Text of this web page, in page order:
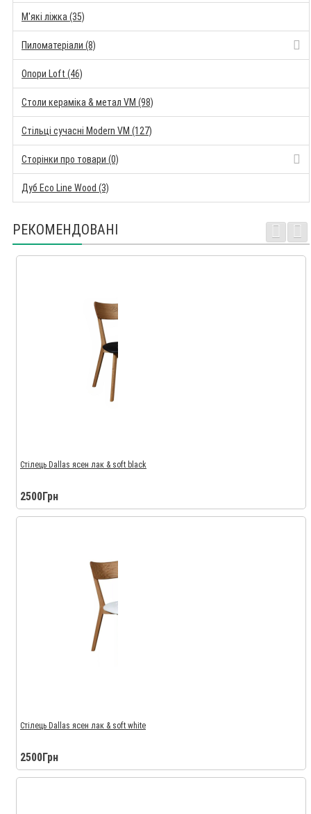
М'які ліжка (35)
Пиломатеріали (8)
Опори Loft (46)
Столи кераміка & метал VM (98)
Стільці сучасні Modern VM (127)
Сторінки про товари (0)
Дуб Eco Line Wood (3)
РЕКОМЕНДОВАНІ
Стілець Dallas ясен лак & soft black
2500Грн
Стілець Dallas ясен лак & soft white
2500Грн